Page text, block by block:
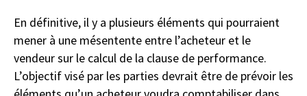
En définitive, il y a plusieurs éléments qui pourraient
mener à une mésentente entre l’acheteur et le
vendeur sur le calcul de la clause de performance.
L’objectif visé par les parties devrait être de prévoir les